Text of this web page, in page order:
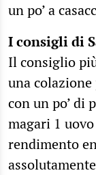
un po’ a
I consigli di
Il consiglio
una
con un po’ di
magari 1
rendimento